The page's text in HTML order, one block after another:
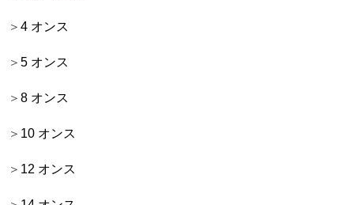
4 オンス
5 オンス
8 オンス
10 オンス
12 オンス